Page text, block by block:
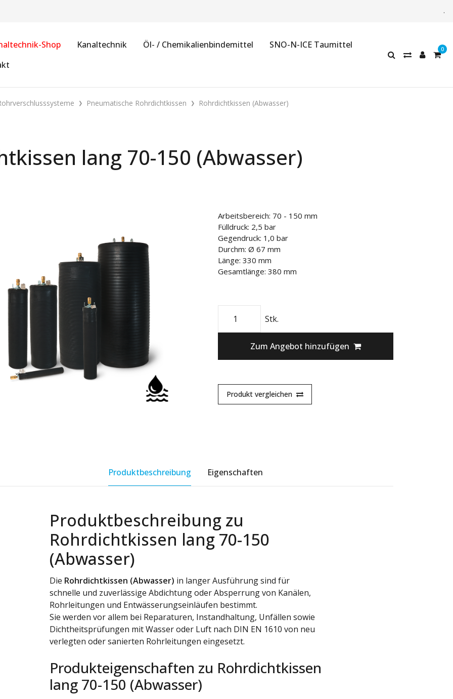
.
Kanaltechnik Öl- / Chemikalienbindemittel
SNO-N-ICE Taumittel
Shop
Pneumatische Rohrdichtkissen Rohrdichtkissen (Abwasser)
lang 70-150 (Abwasser)
Arbeitsbereich: 70 - 150 mm
Fülldruck: 2,5 bar
Gegendruck: 1,0 bar
Durchm: Ø 67 mm
Länge: 330 mm
Gesamtlänge: 380 mm
Stk.
Zum Angebot hinzufügen
Produkt vergleichen
Produktbeschreibung Eigenschaften
Produktbeschreibung zu
Rohrdichtkissen lang 70-150
(Abwasser)
Die Rohrdichtkissen (Abwasser) in langer Ausführung sind für
schnelle und zuverlässige Abdichtung oder Absperrung von Kanälen,
Rohrleitungen und Entwässerungseinläufen bestimmt.
Sie werden vor allem bei Reparaturen, Instandhaltung, Unfällen sowie
Dichtheitsprüfungen mit Wasser oder Luft nach DIN EN 1610 von neu
verlegten oder sanierten Rohrleitungen eingesetzt.
Produkteigenschaften zu Rohrdichtkissen
lang 70-150 (Abwasser)